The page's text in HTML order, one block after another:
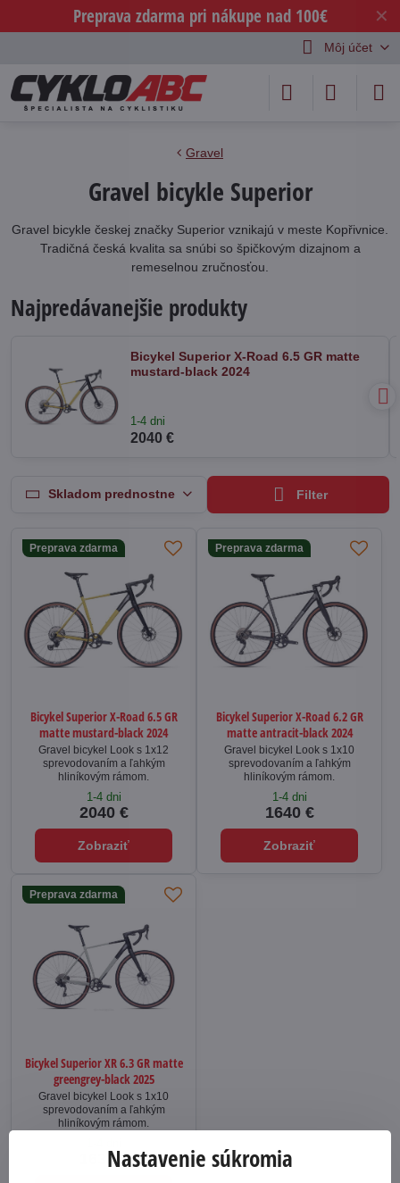
✕
Preprava zdarma pri nákupe nad 100€
Môj účet
Gravel
Gravel bicykle Superior
Gravel bicykle českej značky Superior vznikajú v meste Kopřivnice.
Tradičná česká kvalita sa snúbi so špičkovým dizajnom a
remeselnou zručnosťou.
Najpredávanejšie produkty
Bicykel Superior X-Road 6.5 GR matte
mustard-black 2024
1-4 dni
2040 €
Skladom prednostne Filter
Preprava zdarma
Bicykel Superior X-Road 6.5 GR
matte mustard-black 2024
Gravel bicykel Look s 1x12
sprevodovaním a ľahkým
hliníkovým rámom.
1-4 dni
2040 €
Zobraziť
Preprava zdarma
Bicykel Superior X-Road 6.2 GR
matte antracit-black 2024
Gravel bicykel Look s 1x10
sprevodovaním a ľahkým
hliníkovým rámom.
1-4 dni
1640 €
Zobraziť
Preprava zdarma
Bicykel Superior XR 6.3 GR matte
greengrey-black 2025
Gravel bicykel Look s 1x10
sprevodovaním a ľahkým
hliníkovým rámom.
1630 €Nastavenie súkromia